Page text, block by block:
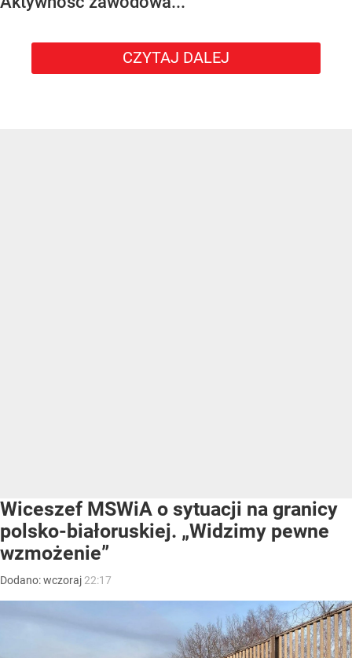
CZYTAJ DALEJ
Wiceszef MSWiA o sytuacji na granicy
polsko-białoruskiej. „Widzimy pewne
wzmożenie”
Dodano:wczoraj 22:17